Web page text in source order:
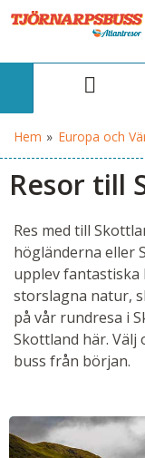
Hem » Europa och
Resor till
Res med till
högländerna eller
upplev
storslagna natur,
på vår rundresa i
Skottland här. Välj
buss från början.